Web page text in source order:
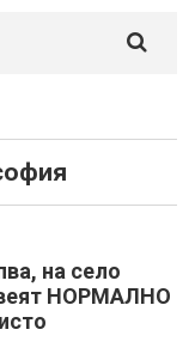
на село
НОРМАЛНО